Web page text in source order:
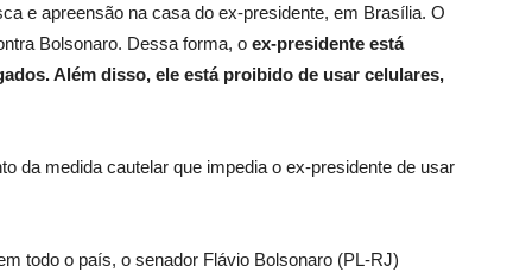
e apreensão na casa do ex-presidente, em Brasília. O
Bolsonaro. Dessa forma, o ex-presidente está
Além disso, ele está proibido de usar celulares,
da medida cautelar que impedia o ex-presidente de usar
todo o país, o senador Flávio Bolsonaro (PL-RJ)